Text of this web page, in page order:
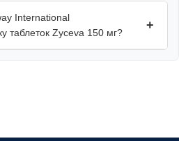
International
таблеток Zyceva 150 мг?
+